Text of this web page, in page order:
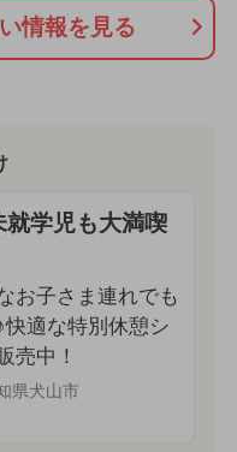
情報を見る
学児も大満喫
お子さま連れでも
快適な特別休憩シ
売中！
県犬山市